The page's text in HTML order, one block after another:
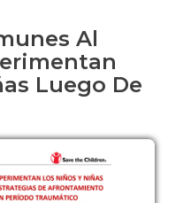
Al
Luego De